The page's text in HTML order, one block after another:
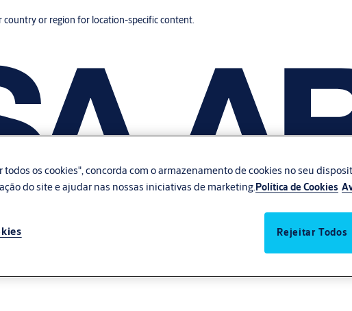
or region for location-specific content.
todos os cookies", concorda com o armazenamento de cookies no seu
do site e ajudar nas nossas iniciativas de marketing.Política de Cookies
Rejeitar Todos